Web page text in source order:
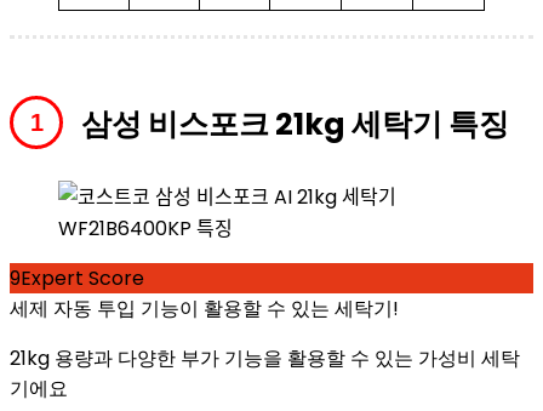
삼성 비스포크 21kg 세탁기 특징
9Expert Score
세제 자동 투입 기능이 활용할 수 있는 세탁기!
21kg 용량과 다양한 부가 기능을 활용할 수 있는 가성비 세탁
기에요